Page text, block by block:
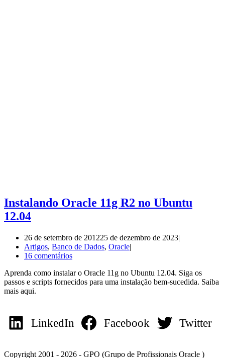
Instalando Oracle 11g R2 no Ubuntu
12.04
26 de setembro de 201225 de dezembro de 2023
Artigos, Banco de Dados, Oracle
16 comentários
Aprenda como instalar o Oracle 11g no Ubuntu 12.04. Siga os
passos e scripts fornecidos para uma instalação bem-sucedida. Saiba
mais aqui.
LinkedIn Facebook Twitter
Copyright 2001 - 2026 - GPO (Grupo de Profissionais Oracle )